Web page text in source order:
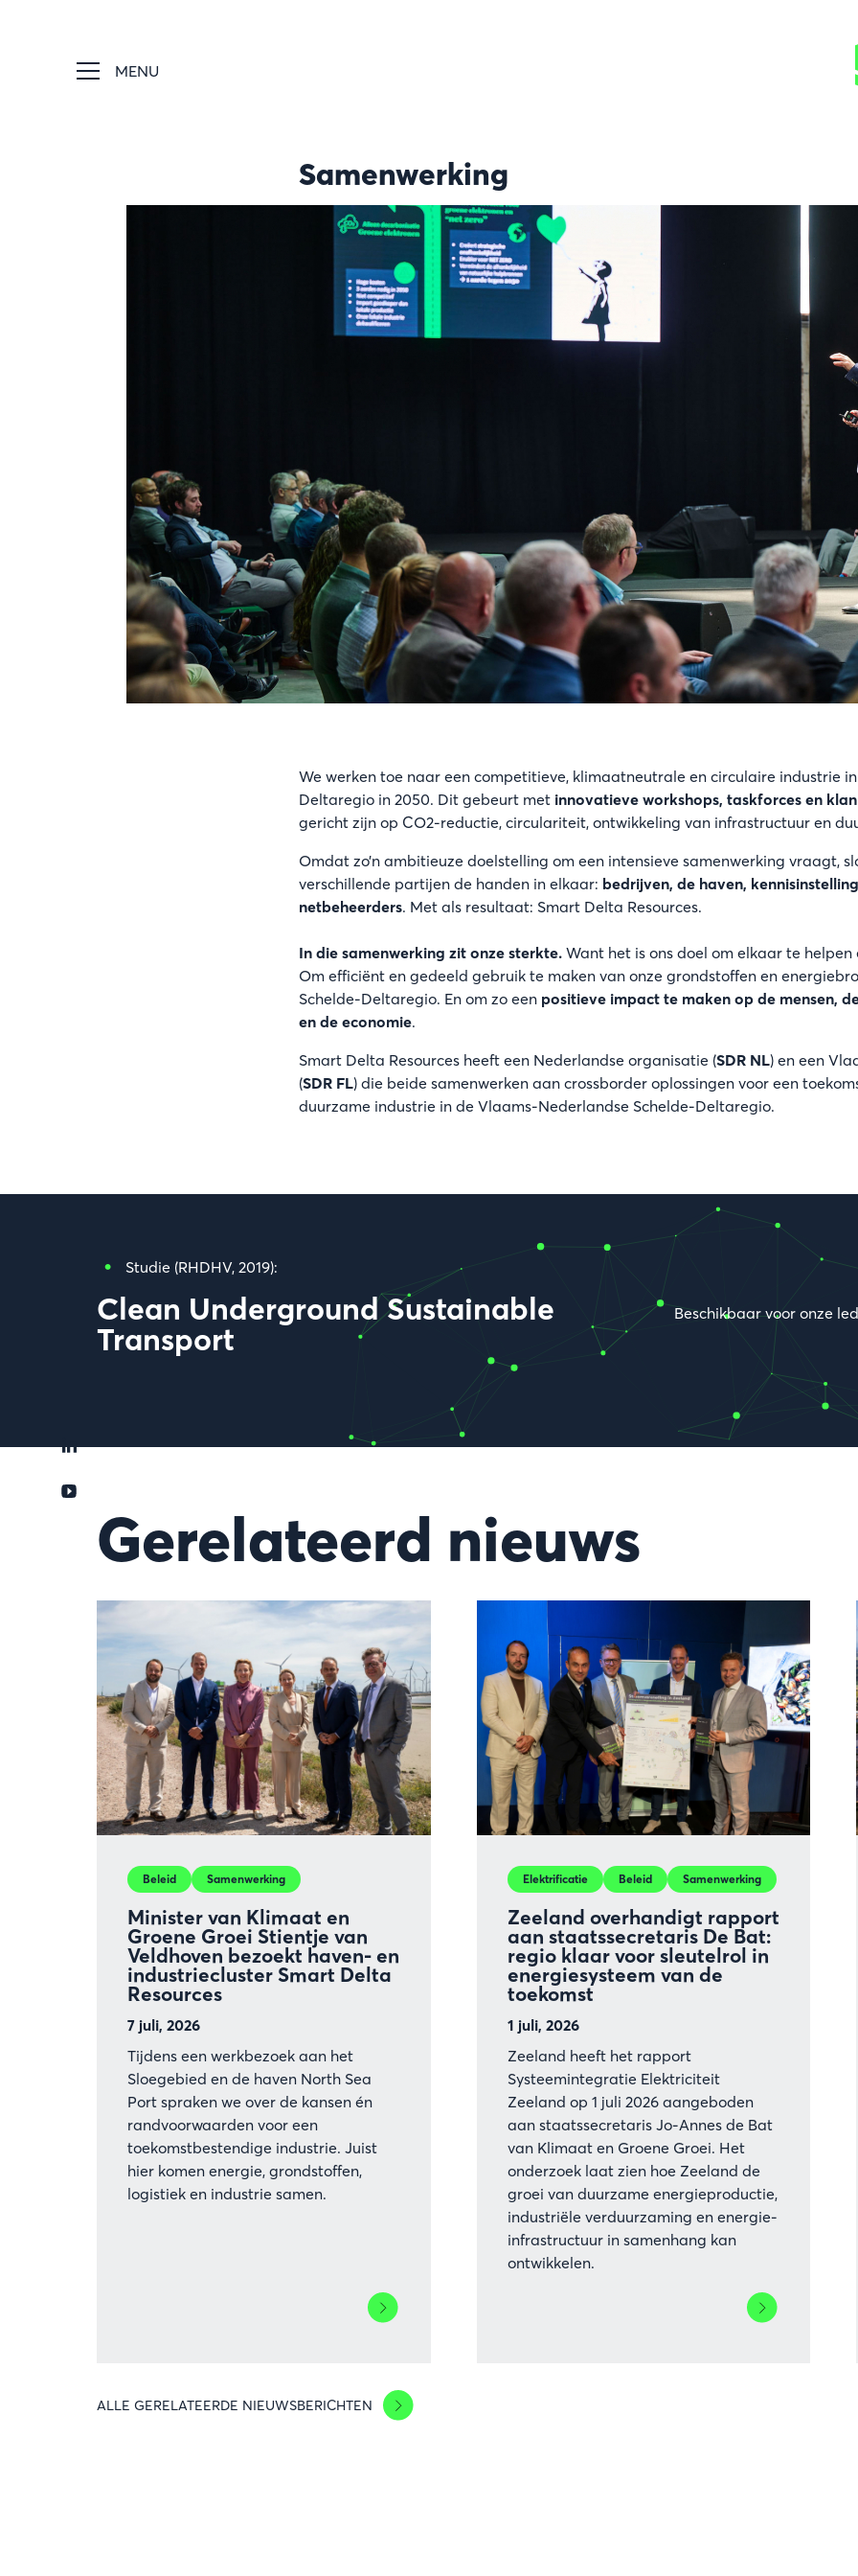
MENU
Samenwerking
We werken toe naar een competitieve, klimaatneutrale en circulaire industrie
Deltaregio in 2050. Dit gebeurt met innovatieve workshops, taskforces en
gericht zijn op CO2-reductie, circulariteit, ontwikkeling van infrastructuur en
Omdat zo’n ambitieuze doelstelling om een intensieve samenwerking vraagt,
verschillende partijen de handen in elkaar: bedrijven, de haven,
netbeheerders. Met als resultaat: Smart Delta Resources.
In die samenwerking zit onze sterkte. Want het is ons doel om elkaar te helpen
Om efficiënt en gedeeld gebruik te maken van onze grondstoffen en
Schelde-Deltaregio. En om zo een positieve impact te maken op de mensen,
en de economie.
Smart Delta Resources heeft een Nederlandse organisatie (SDR NL) en een
(SDR FL) die beide samenwerken aan crossborder oplossingen voor een
duurzame industrie in de Vlaams-Nederlandse Schelde-Deltaregio.
Studie (RHDHV, 2019):
Clean Underground Sustainable
Transport
Beschikbaar voor onze
Gerelateerd nieuws
Minister van Klimaat en
Groene Groei Stientje van
Veldhoven bezoekt haven- en
industriecluster Smart Delta
Resources
7 juli, 2026
Beleid Samenwerking
Tijdens een werkbezoek aan het
Sloegebied en de haven North Sea
Port spraken we over de kansen én
randvoorwaarden voor een
toekomstbestendige industrie. Juist
hier komen energie, grondstoffen,
logistiek en industrie samen.
Lees
meer
van
Klimaat
Zeeland overhandigt rapport
aan staatssecretaris De Bat:
regio klaar voor sleutelrol in
energiesysteem van de
toekomst
1 juli, 2026
Elektrificatie Beleid Samenwerking
Zeeland heeft het rapport
Systeemintegratie Elektriciteit
Zeeland op 1 juli 2026 aangeboden
aan staatssecretaris Jo-Annes de Bat
van Klimaat en Groene Groei. Het
onderzoek laat zien hoe Zeeland de
groei van duurzame energieproductie,
industriële verduurzaming en energie-
infrastructuur in samenhang kan
ontwikkelen.
Lees
meer
ALLE GERELATEERDE NIEUWSBERICHTEN